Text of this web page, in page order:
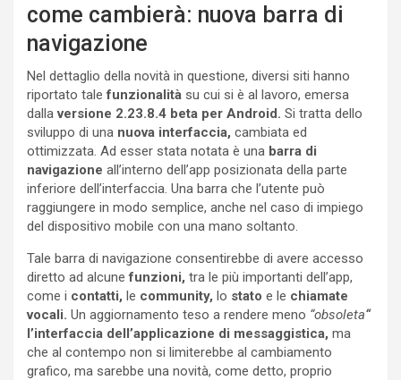
come cambierà: nuova barra di
navigazione
Nel dettaglio della novità in questione, diversi siti hanno
riportato talefunzionalità su cui si è al lavoro, emersa
dallaversione 2.23.8.4 beta per Android. Si tratta dello
sviluppo di una nuova interfaccia, cambiata ed
ottimizzata. Ad esser stata notata è una barra di
navigazione all’interno dell’app posizionata della parte
inferiore dell’interfaccia. Una barra che l’utente può
raggiungere in modo semplice, anche nel caso di impiego
del dispositivo mobile con una mano soltanto.
Tale barra di navigazione consentirebbe di avere accesso
diretto ad alcunefunzioni, tra le più importanti dell’app,
come i contatti, le community, lo stato e le chiamate
vocali. Un aggiornamento teso a rendere meno “obsoleta“
l’interfaccia dell’applicazione di messaggistica, ma
che al contempo non si limiterebbe al cambiamento
grafico, ma sarebbe una novità, come detto, proprio